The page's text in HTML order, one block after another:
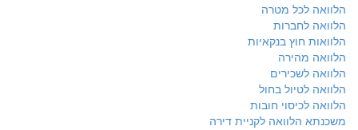
הלוואה לכל מטרה
הלוואה לחברות
הלוואות חוץ בנקאיות
הלוואה מהירה
הלוואה לשכירים
הלוואה לטיול בחול
הלוואה לכיסוי חובות
משכנתא הלוואה לקניית דירה